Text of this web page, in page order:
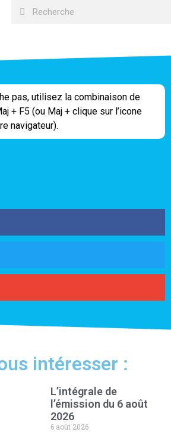
pas, utilisez la combinaison de
+ F5 (ou Maj + clique sur l’icone
navigateur).
intéresser :
L’intégrale de
l’émission du 6 août
2026
6 août 2026